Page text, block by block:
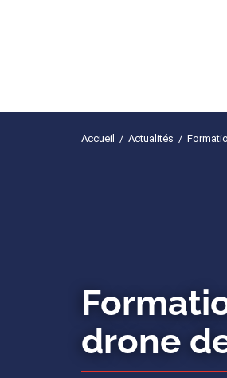
Accueil / Actualités /
drone